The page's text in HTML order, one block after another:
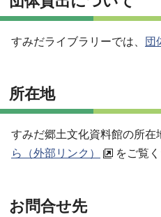
すみだライブラリーでは、 団
所在地
すみだ郷土文化資料館の所在
ら（外部リンク）
をご覧く
お問合せ先